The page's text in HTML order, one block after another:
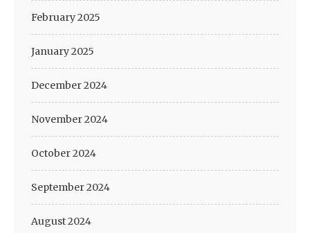
February 2025
January 2025
December 2024
November 2024
October 2024
September 2024
August 2024